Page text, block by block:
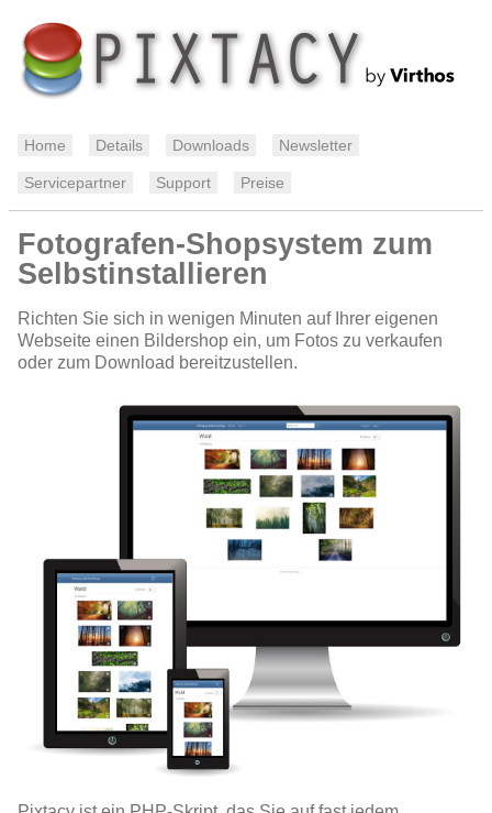
Home Details Downloads Newsletter
Servicepartner Support Preise
Fotografen-Shopsystem zum
Selbstinstallieren
Richten Sie sich in wenigen Minuten auf Ihrer eigenen
Webseite einen Bildershop ein, um Fotos zu verkaufen
oder zum Download bereitzustellen.